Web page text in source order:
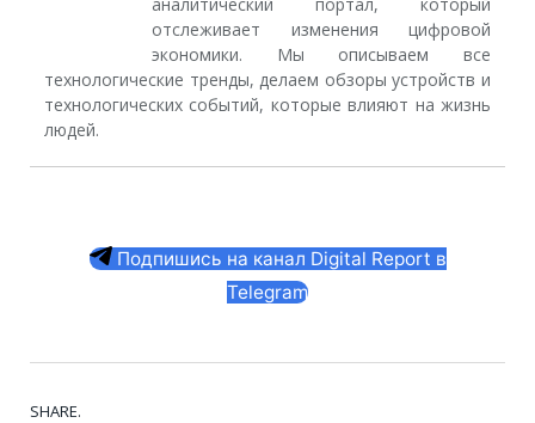
отслеживает изменения цифровой
экономики. Мы описываем все
технологические тренды, делаем обзоры устройств и
технологических событий, которые влияют на жизнь
людей.
Подпишись на канал Digital Report в
Telegram
SHARE.